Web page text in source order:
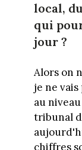
local,
qui
jour ?
Alors on
je ne
au
tribunal
chiffres